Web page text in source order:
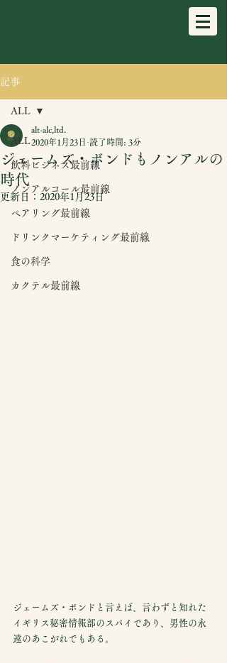
記事
ALL
飲料ビジネス最前線
ノンアルコール最前線
ペアリング最前線
ドリンクマーケティング最前線
食の科学
カクテル最前線
ALL
ジェームズ・ボンドもノンアルの
時代
alt-alc,ltd.
2020年1月23日 読了時間: 3分
更新日： 2020年1月23日
ジェームズ・ボンドと言えば、言わずと知れた
イギリス秘密情報部のスパイであり、男性の永
遠のあこがれでもある。